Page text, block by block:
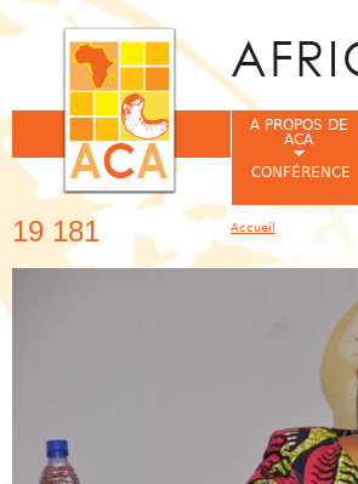
19 181
A PROPOS DE
ACA
CONFÉRENCE
Vous êtes ici
Accueil